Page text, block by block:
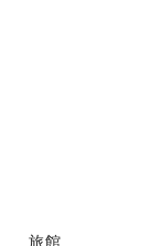
旅館